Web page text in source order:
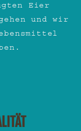
Eier
und wir